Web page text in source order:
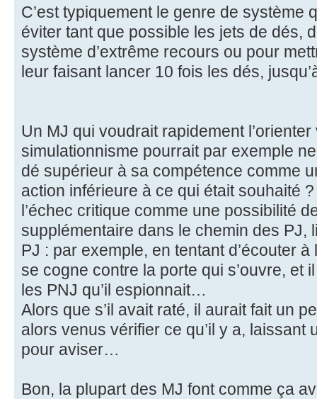
C’est typiquement le genre de système
éviter tant que possible les jets de dés,
système d’extrême recours ou pour
leur faisant lancer 10 fois les dés,
Un MJ qui voudrait rapidement
simulationnisme pourrait par exemple
dé supérieur à sa compétence comme
action inférieure à ce qui était souhaité
l’échec critique comme une possibilité
supplémentaire dans le chemin des PJ,
PJ : par exemple, en tentant d’écouter
se cogne contre la porte qui s’ouvre, et
les PNJ qu’il espionnait…
Alors que s’il avait raté, il aurait fait un
alors venus vérifier ce qu’il y a, laissant
pour aviser…
Bon, la plupart des MJ font comme ça